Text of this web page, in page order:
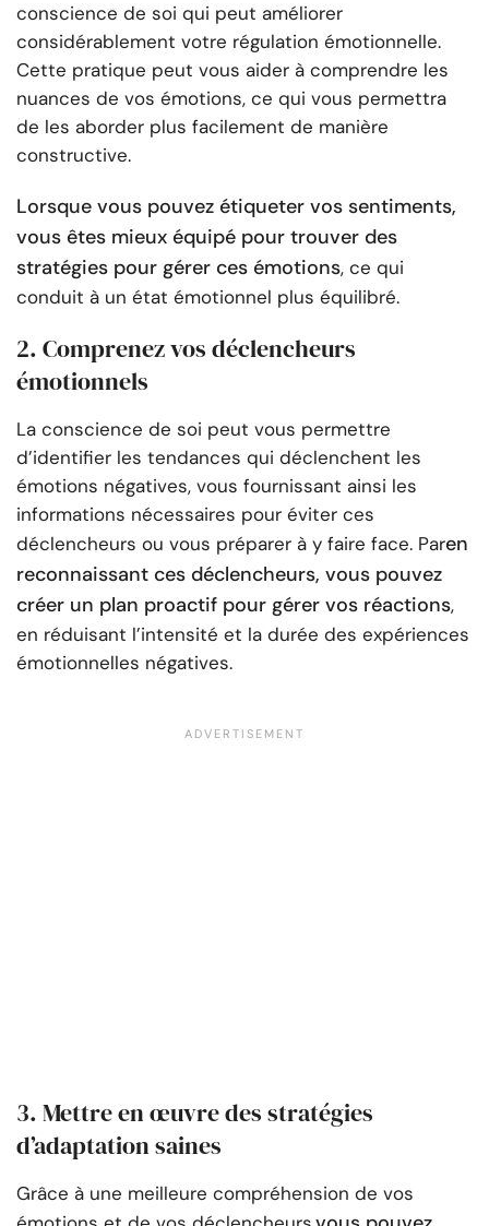
conscience de soi qui peut améliorer
considérablement votre régulation émotionnelle.
Cette pratique peut vous aider à comprendre les
nuances de vos émotions, ce qui vous permettra
de les aborder plus facilement de manière
constructive.
Lorsque vous pouvez étiqueter vos sentiments,
vous êtes mieux équipé pour trouver des
stratégies pour gérer ces émotions, ce qui
conduit à un état émotionnel plus équilibré.
2. Comprenez vos déclencheurs
émotionnels
La conscience de soi peut vous permettre
d’identifier les tendances qui déclenchent les
émotions négatives, vous fournissant ainsi les
informations nécessaires pour éviter ces
déclencheurs ou vous préparer à y faire face. Paren
reconnaissant ces déclencheurs, vous pouvez
créer un plan proactif pour gérer vos réactions,
en réduisant l’intensité et la durée des expériences
émotionnelles négatives.
3. Mettre en œuvre des stratégies
d’adaptation saines
Grâce à une meilleure compréhension de vos